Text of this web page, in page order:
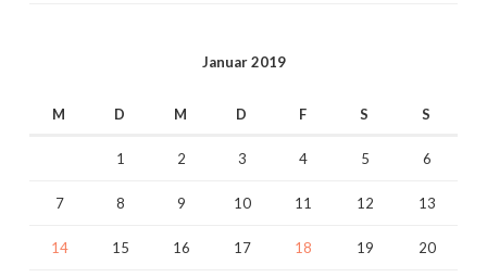
Januar 2019
M D M D F S S
1 2 3 4 5 6
7 8 9 10 11 12 13
14 15 16 17 18 19 20